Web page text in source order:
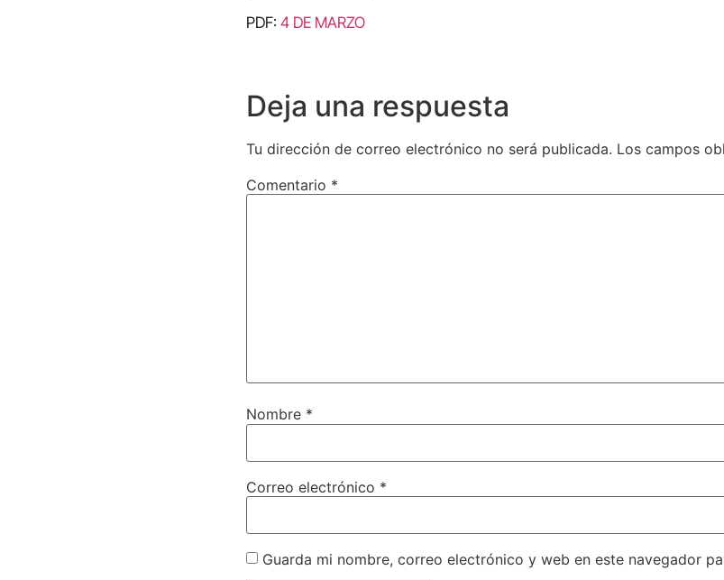
PDF: 4 DE MARZO
Deja una respuesta
Tu dirección de correo electrónico no será publicada. Los campos
Comentario *
Nombre *
Correo electrónico *
Guarda mi nombre, correo electrónico y web en este navegador